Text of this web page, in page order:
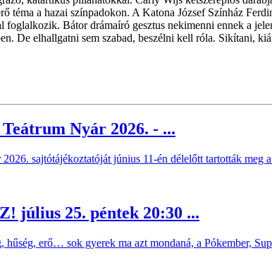
téma a hazai színpadokon. A Katona József Színház
foglalkozik. Bátor drámaíró gesztus nekimenni ennek a
De elhallgatni sem szabad, beszélni kell róla. Sikítani,
Nyár 2026. - ...
sajtótájékoztatóját június 11-én délelőtt tartották meg
július 25. péntek 20:30 ...
hűség, erő… sok gyerek ma azt mondaná, a Pókember,